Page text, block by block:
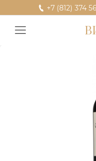
+7 (812) 374